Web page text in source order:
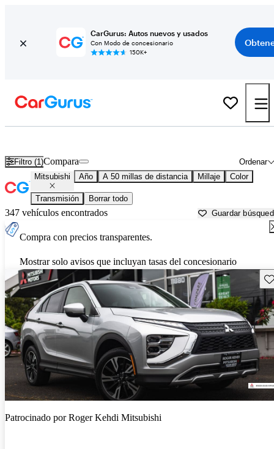
CarGurus: Autos nuevos y usados
Con Modo de concesionario
150K+
Filtro (1) Ordenar
Compara
Mitsubishi Año A 50 millas de distancia Millaje Color
Transmisión Borrar todo
347 vehículos encontrados Guardar
Compra con precios transparentes.
Mostrar solo avisos que incluyan tasas del concesionario
Patrocinado porRoger Kehdi Mitsubishi